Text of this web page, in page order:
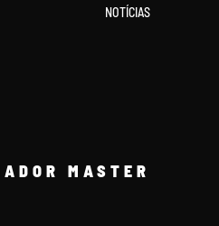
NOTÍCIAS
MASTER